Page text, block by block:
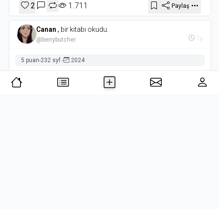
2 1.711 Paylaş
Canan, bir kitabı okudu.
@berrybutcher 1y
5 puan-232 syf.- 2024
Kiralık Konak